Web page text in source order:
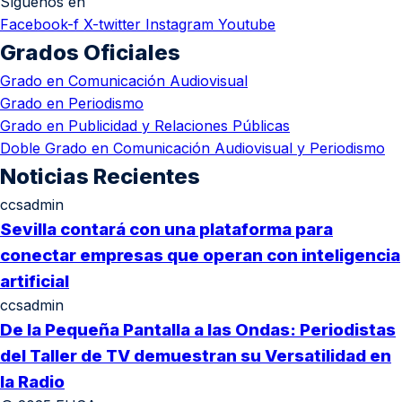
Facebook-f X-twitter Instagram Youtube
Grados Oficiales
Grado en Comunicación Audiovisual
Grado en Periodismo
Grado en Publicidad y Relaciones Públicas
Doble Grado en Comunicación Audiovisual y Periodismo
Noticias Recientes
ccsadmin
Sevilla contará con una plataforma para
conectar empresas que operan con inteligencia
artificial
ccsadmin
De la Pequeña Pantalla a las Ondas: Periodistas
del Taller de TV demuestran su Versatilidad en
la Radio